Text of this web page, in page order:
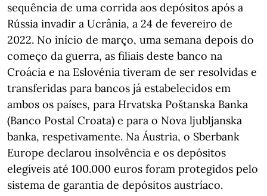
sequência de uma corrida aos depósitos após a
Rússia invadir a Ucrânia, a 24 de fevereiro de
2022. No início de março, uma semana depois do
começo da guerra, as filiais deste banco na
Croácia e na Eslovénia tiveram de ser resolvidas e
transferidas para bancos já estabelecidos em
ambos os países, para Hrvatska Poštanska Banka
(Banco Postal Croata) e para o Nova ljubljanska
banka, respetivamente. Na Áustria, o Sberbank
Europe declarou insolvência e os depósitos
elegíveis até 100.000 euros foram protegidos pelo
sistema de garantia de depósitos austríaco.